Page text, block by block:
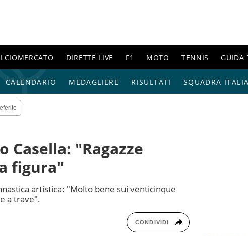
DIRETTE LIVE F1 MOTO TENNIS GUIDA
CALENDARIO MEDAGLIERE RISULTATI SQUADRA ITALIA
Casella: "Ragazze
figura"
artistica: "Molto bene sui venticinque
a trave".
CONDIVIDI